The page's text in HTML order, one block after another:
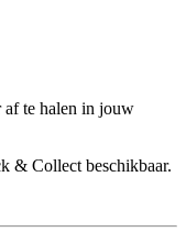
af te halen in jouw
& Collect beschikbaar.